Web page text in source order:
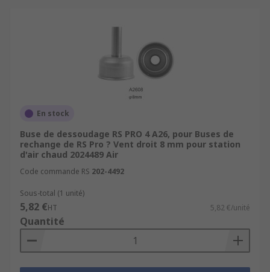
En stock
Buse de dessoudage RS PRO 4 A26, pour Buses de
rechange de RS Pro ? Vent droit 8 mm pour station
d'air chaud 2024489 Air
Code commande RS 202-4492
Sous-total (1 unité)
5,82 €HT 5,82 €/unité
Quantité